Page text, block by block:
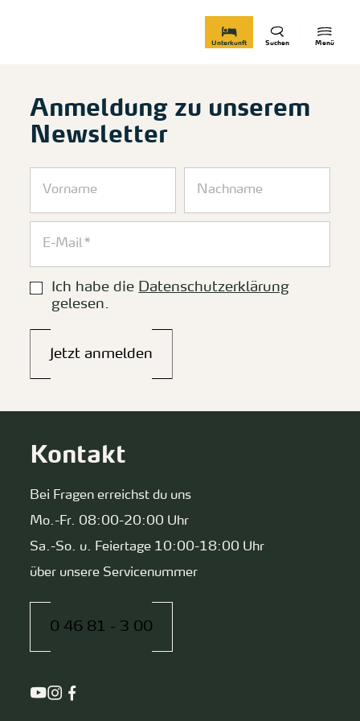
Menü
Suchen
Unterkunft
Anmeldung zu unserem
Newsletter
Ich habe die Datenschutzerklärung
gelesen.
Jetzt anmelden
Kontakt
Bei Fragen erreichst du uns
Mo.-Fr. 08:00-20:00 Uhr
Sa.-So. u. Feiertage 10:00-18:00 Uhr
über unsere Servicenummer
0 46 81 - 3 00